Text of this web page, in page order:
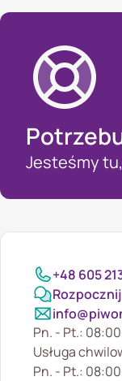
Jesteśmy
+48 605
Pn. - Pt.:
Usługa
Pn. - Pt.: